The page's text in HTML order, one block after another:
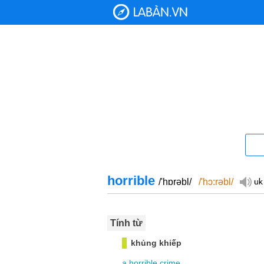
horrible /'hɒrəbl/ /'hɔ:rəbl/
Tính từ
khủng khiếp